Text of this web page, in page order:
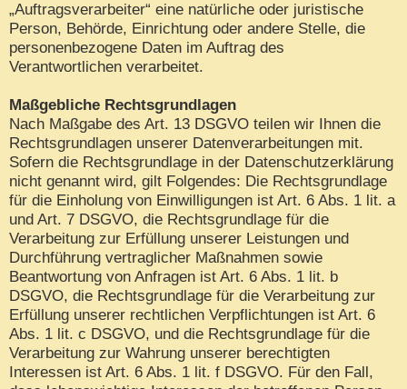
„Auftragsverarbeiter“ eine natürliche oder juristische
Person, Behörde, Einrichtung oder andere Stelle, die
personenbezogene Daten im Auftrag des
Verantwortlichen verarbeitet.
Maßgebliche Rechtsgrundlagen
Nach Maßgabe des Art. 13 DSGVO teilen wir Ihnen die
Rechtsgrundlagen unserer Datenverarbeitungen mit.
Sofern die Rechtsgrundlage in der Datenschutzerklärung
nicht genannt wird, gilt Folgendes: Die Rechtsgrundlage
für die Einholung von Einwilligungen ist Art. 6 Abs. 1 lit. a
und Art. 7 DSGVO, die Rechtsgrundlage für die
Verarbeitung zur Erfüllung unserer Leistungen und
Durchführung vertraglicher Maßnahmen sowie
Beantwortung von Anfragen ist Art. 6 Abs. 1 lit. b
DSGVO, die Rechtsgrundlage für die Verarbeitung zur
Erfüllung unserer rechtlichen Verpflichtungen ist Art. 6
Abs. 1 lit. c DSGVO, und die Rechtsgrundlage für die
Verarbeitung zur Wahrung unserer berechtigten
Interessen ist Art. 6 Abs. 1 lit. f DSGVO. Für den Fall,